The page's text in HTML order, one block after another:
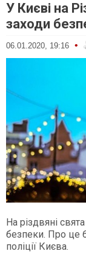
У Києві на
заходи
06.01.2020, 19:16 •
На різдвяні
безпеки. Про це
поліції Києва.